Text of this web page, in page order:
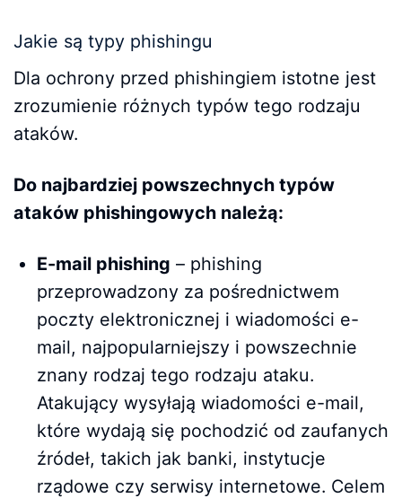
Jakie są typy phishingu
Dla ochrony przed phishingiem istotne jest
zrozumienie różnych typów tego rodzaju
ataków.
Do najbardziej powszechnych typów
ataków phishingowych należą:
E-mail phishing – phishing
przeprowadzony za pośrednictwem
poczty elektronicznej i wiadomości e-
mail, najpopularniejszy i powszechnie
znany rodzaj tego rodzaju ataku.
Atakujący wysyłają wiadomości e-mail,
które wydają się pochodzić od zaufanych
źródeł, takich jak banki, instytucje
rządowe czy serwisy internetowe. Celem